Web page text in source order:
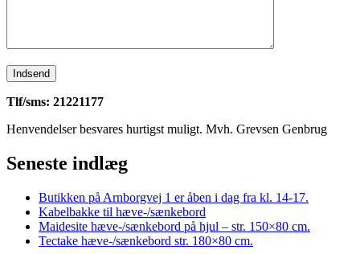
Tlf/sms: 21221177
Henvendelser besvares hurtigst muligt. Mvh. Grevsen Genbrug
Seneste indlæg
Butikken på Arnborgvej 1 er åben i dag fra kl. 14-17.
Kabelbakke til hæve-/sænkebord
Maidesite hæve-/sænkebord på hjul – str. 150×80 cm.
Tectake hæve-/sænkebord str. 180×80 cm.